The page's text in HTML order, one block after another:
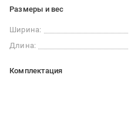
Размеры и вес
Ширина:
Длина:
Комплектация